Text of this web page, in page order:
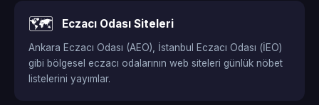
🗺️ Eczacı Odası Siteleri
Ankara Eczacı Odası (AEO), İstanbul Eczacı Odası (İEO)
gibi bölgesel eczacı odalarının web siteleri günlük nöbet
listelerini yayımlar.